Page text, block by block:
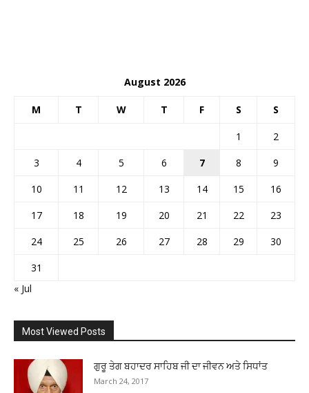
August 2026
M T W T F S S
1
2
3
4 5 6 7 8
9
10
11 12 13 14 15
16
17
18 19 20 21 22
23
24
25 26 27 28 29
30
31
« Jul
Most Viewed Posts
ਗੁਰੂ ਤੇਗ ਬਹਾਦਰ ਸਾਹਿਬ ਜੀ ਦਾ ਜੀਵਨ ਅਤੇ ਸਿਧਾਂਤ
March 24, 2017